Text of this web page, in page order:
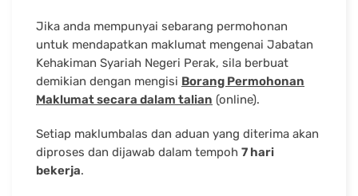
Jika anda mempunyai sebarang permohonan
untuk mendapatkan maklumat mengenai Jabatan
Kehakiman Syariah Negeri Perak, sila berbuat
demikian dengan mengisi Borang Permohonan
Maklumat secara dalam talian (online).
Setiap maklumbalas dan aduan yang diterima akan
diproses dan dijawab dalam tempoh 7 hari
bekerja.